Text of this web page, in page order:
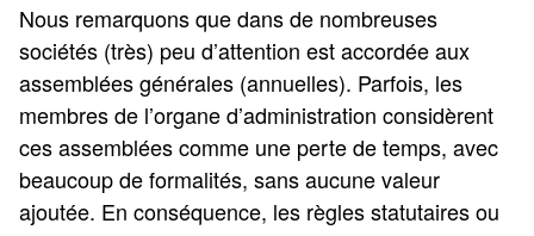
Nous remarquons que dans de nombreuses
sociétés (très) peu d’attention est accordée aux
assemblées générales (annuelles). Parfois, les
membres de l’organe d’administration considèrent
ces assemblées comme une perte de temps, avec
beaucoup de formalités, sans aucune valeur
ajoutée. En conséquence, les règles statutaires ou